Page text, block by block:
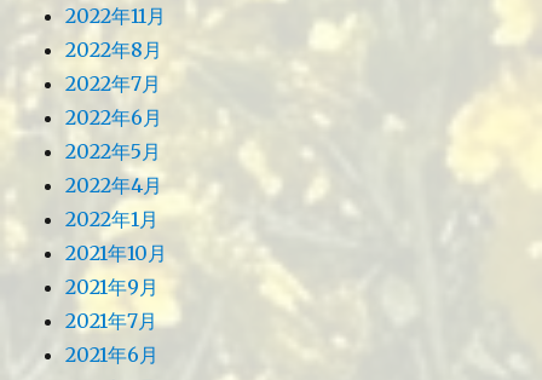
2022年11月
2022年8月
2022年7月
2022年6月
2022年5月
2022年4月
2022年1月
2021年10月
2021年9月
2021年7月
2021年6月